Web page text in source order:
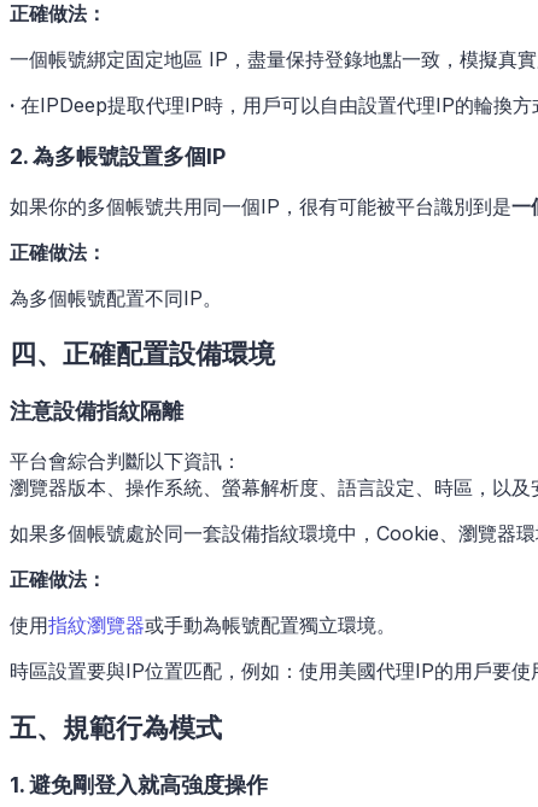
正確做法：
一個帳號綁定固定地區 IP，盡量保持登錄地點一致，模擬真實
· 在IPDeep提取代理IP時，用戶可以自由設置代理IP的輪換
2. 為多帳號設置多個IP
如果你的多個帳號共用同一個IP，很有可能被平台識別到是一
正確做法：
為多個帳號配置不同IP。
四、正確配置設備環境
注意設備指紋隔離
平台會綜合判斷以下資訊：
瀏覽器版本、操作系統、螢幕解析度、語言設定、時區，以及
如果多個帳號處於同一套設備指紋環境中，Cookie、瀏覽器
正確做法：
使用指紋瀏覽器或手動為帳號配置獨立環境。
時區設置要與IP位置匹配，例如：使用美國代理IP的用戶要使
五、規範行為模式
1. 避免剛登入就高強度操作